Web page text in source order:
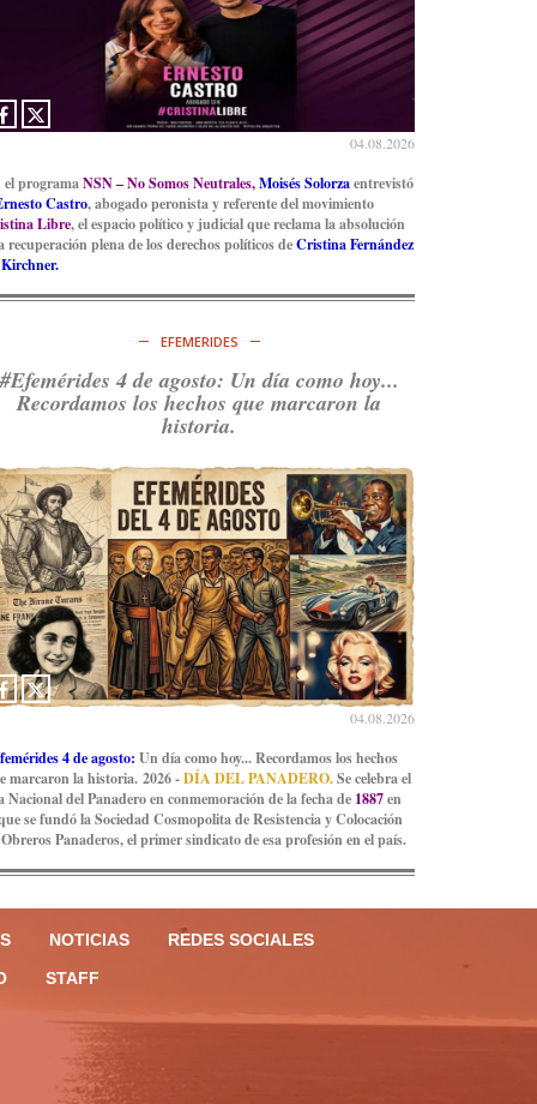
04.08.2026
el programaNSN – No Somos Neutrales,Moisés Solorzaentrevistó
Castro, abogado peronista y referente del movimiento
Libre, el espacio político y judicial que reclama la absolución
recuperación plena de los derechos políticos deCristina Fernández
EFEMERIDES
#Efemérides 4 de agosto: Un día como hoy...
Recordamos los hechos que marcaron la
historia.
04.08.2026
4 de agosto: Un día como hoy... Recordamos los hechos
marcaron la historia. 2026 -DÍA DEL PANADERO.Se celebra el
Nacional del Panadero en conmemoración de la fecha de 1887en
se fundó la Sociedad Cosmopolita de Resistencia y Colocación
Panaderos, el primer sindicato de esa profesión en el país.
NOTICIAS
REDES SOCIALES
STAFF